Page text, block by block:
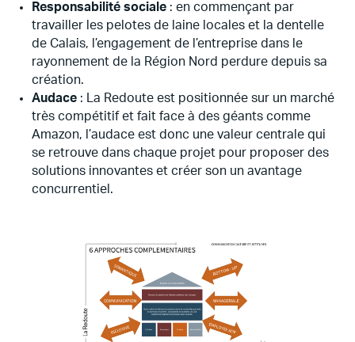
Responsabilité sociale : en commençant par
travailler les pelotes de laine locales et la dentelle
de Calais, l’engagement de l’entreprise dans le
rayonnement de la Région Nord perdure depuis sa
création.
Audace : La Redoute est positionnée sur un marché
très compétitif et fait face à des géants comme
Amazon, l’audace est donc une valeur centrale qui
se retrouve dans chaque projet pour proposer des
solutions innovantes et créer son un avantage
concurrentiel.